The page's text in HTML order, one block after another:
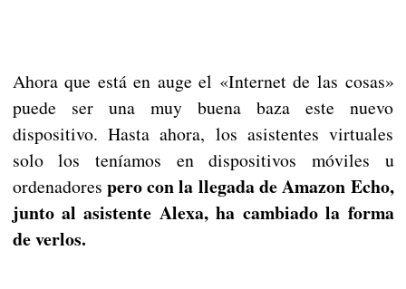
Ahora que está en auge el «Internet de las cosas»
puede ser una muy buena baza este nuevo
dispositivo. Hasta ahora, los asistentes virtuales
solo los teníamos en dispositivos móviles u
ordenadores pero con la llegada de Amazon Echo,
junto al asistente Alexa, ha cambiado la forma
de verlos.